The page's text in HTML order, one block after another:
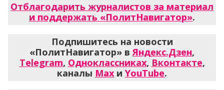
Отблагодарить журналистов за материал
и поддержать «ПолитНавигатор».
Подпишитесь на новости
«ПолитНавигатор» вЯндекс.Дзен,
Telegram, Одноклассниках, Вконтакте,
каналы Max и YouTube.